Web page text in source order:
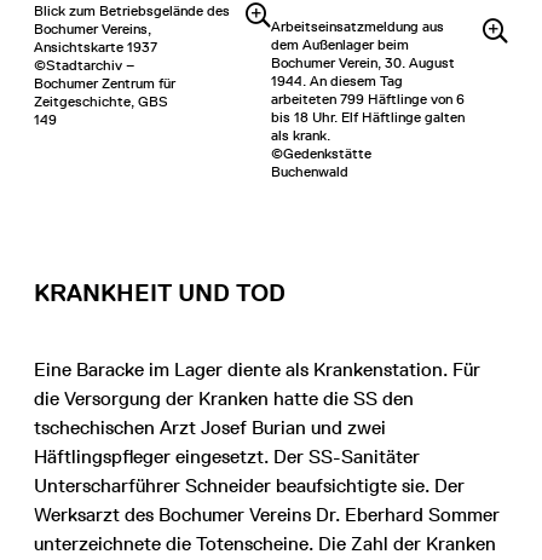
Blick zum Betriebsgelände des
Bochumer Vereins,
Ansichtskarte 1937
©Stadtarchiv –
Bochumer Zentrum für
Zeitgeschichte, GBS
149
Arbeitseinsatzmeldung aus
dem Außenlager beim
Bochumer Verein, 30. August
1944. An diesem Tag
arbeiteten 799 Häftlinge von 6
bis 18 Uhr. Elf Häftlinge galten
als krank.
©Gedenkstätte
Buchenwald
KRANKHEIT UND TOD
Eine Baracke im Lager diente als Krankenstation. Für
die Versorgung der Kranken hatte die SS den
tschechischen Arzt Josef Burian und zwei
Häftlingspfleger eingesetzt. Der SS-Sanitäter
Unterscharführer Schneider beaufsichtigte sie. Der
Werksarzt des Bochumer Vereins Dr. Eberhard Sommer
unterzeichnete die Totenscheine. Die Zahl der Kranken